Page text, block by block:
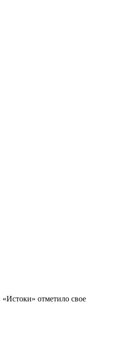
отметило свое